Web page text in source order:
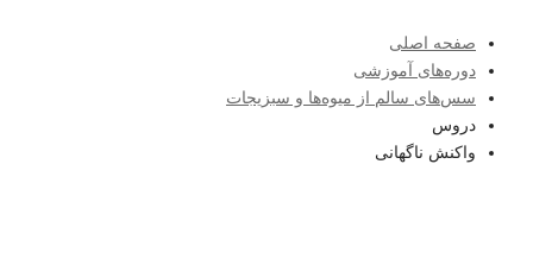
صفحه اصلی
دوره‌های آموزشی
سس‌های سالم از میوه‌ها و سبزیجات
دروس
واکنش ناگهانی